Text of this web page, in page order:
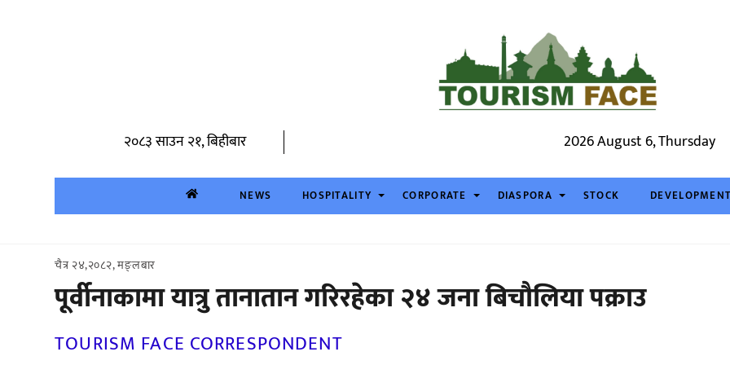
२०८३ साउन २१, बिहीबार 2026 August 6, Thursday
NEWS HOSPITALITY CORPORATE DIASPORA STOCK DEVELOPMENT
चैत्र २४,२०८२, मङ्लबार
पूर्वीनाकामा यात्रु तानातान गरिरहेका २४ जना बिचौलिया पक्राउ
TOURISM FACE CORRESPONDENT